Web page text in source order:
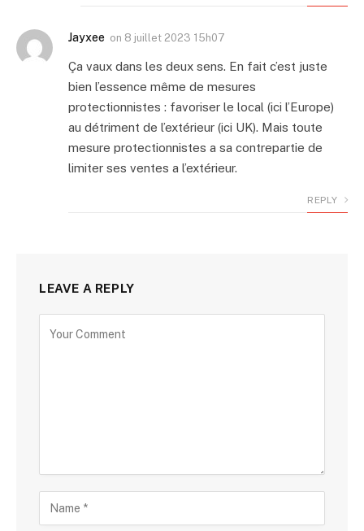
Jayxee on 8 juillet 2023 15h07
Ça vaux dans les deux sens. En fait c’est juste
bien l’essence même de mesures
protectionnistes : favoriser le local (ici l’Europe)
au détriment de l’extérieur (ici UK). Mais toute
mesure protectionnistes a sa contrepartie de
limiter ses ventes a l’extérieur.
REPLY
LEAVE A REPLY